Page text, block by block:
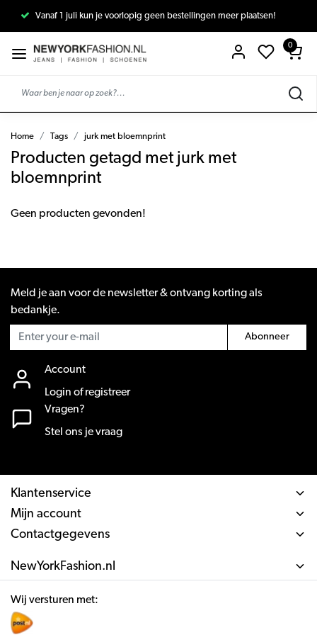
Vanaf 1 juli kun je voorlopig geen bestellingen meer plaatsen!
0
Home Tags jurk met bloemnprint
Producten getagd met jurk met
bloemnprint
Geen producten gevonden!
Meld je aan voor de newsletter & ontvang korting als
bedankje.
Abonneer
Account
Login of registreer
Vragen?
Stel ons je vraag
Klantenservice
Mijn account
Contactgegevens
NewYorkFashion.nl
Wij versturen met: